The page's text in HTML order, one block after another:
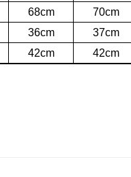
68cm 70cm
36cm 37cm
42cm 42cm